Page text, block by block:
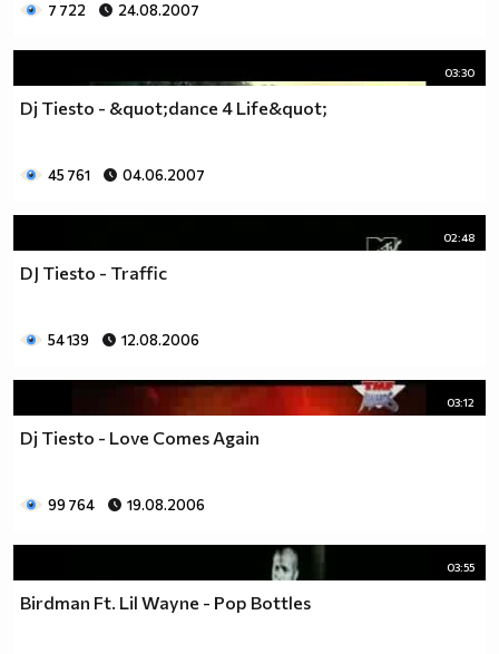
7 722 24.08.2007
03:30
Dj Tiesto - &quot;dance 4 Life&quot;
45 761 04.06.2007
02:48
DJ Tiesto - Traffic
54 139 12.08.2006
03:12
Dj Tiesto - Love Comes Again
99 764 19.08.2006
03:55
Birdman Ft. Lil Wayne - Pop Bottles